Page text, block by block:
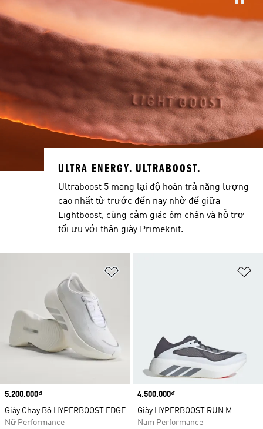
Price
5.200.000₫
Giày Chạy Bộ HYPERBOOST EDGE
Nữ Performance
Price
4.500.000₫
Giày HYPERBOOST RUN M
Nam Performance
ULTRA ENERGY. ULTRABOOST.
Ultraboost 5 mang lại độ hoàn trả năng lượng
cao nhất từ trước đến nay nhờ đế giữa
Lightboost, cùng cảm giác ôm chân và hỗ trợ
tối ưu với thân giày Primeknit.